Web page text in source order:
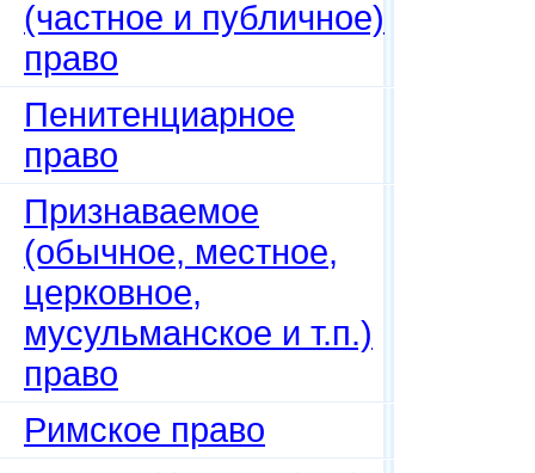
(частное и публичное)
право
Пенитенциарное
право
Признаваемое
(обычное, местное,
церковное,
мусульманское и т.п.)
право
Римское право